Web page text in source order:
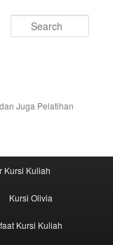
Juga Pelatihan
Kursi Kuliah
Kursi Olivia
Kursi Kuliah